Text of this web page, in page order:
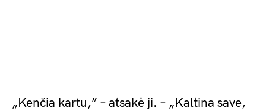
„Kenčia kartu,” – atsakė ji. – „Kaltina save,